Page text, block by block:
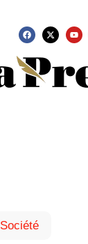
Société